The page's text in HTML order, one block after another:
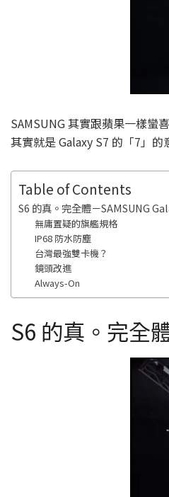
SAMSUNG 其實跟蘋果一樣蠻
其實就是 Galaxy S7 的「7」
Table of Contents
S6 的真。完全體－SAMSUNG
無庸置疑的旗艦規格
IP68 防水防塵
台灣最強雙卡機？
鏡頭改進
Always-On
S6 的真。完全